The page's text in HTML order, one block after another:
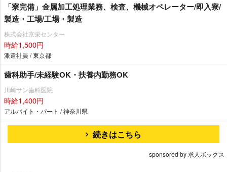
「寮完備」金属加工処理業務、検査、機械オペレーター/即入寮/
製造・工場/工場・製造
株式会社京栄センター
時給1,500円
派遣社員 / 東京都
歯科助手/未経験OK・扶養内勤務OK
川崎サン歯科医院
時給1,400円
アルバイト・パート / 神奈川県
続きはこちら
sponsored by 求人ボックス